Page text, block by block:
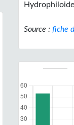
Source :fiche